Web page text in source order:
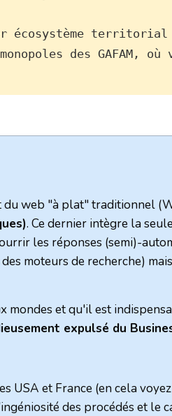
écosystème territorial
du web "à plat" traditionnel
. Ce dernier intègre la
les réponses (semi)-
moteurs de recherche)
et qu'il est
expulsé du
et France (en cela
des procédés et